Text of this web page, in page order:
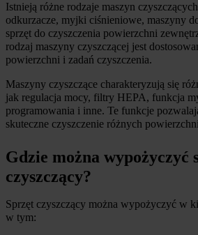
Istnieją różne rodzaje maszyn
odkurzacze, myjki ciśnieniowe, maszyny
sprzęt do czyszczenia powierzchni
rodzaj maszyny czyszczącej jest
powierzchni i zadań czyszczenia.
Maszyny czyszczące charakteryzują się
jak regulacja mocy, filtry HEPA, funkcja
programowania i inne. Te funkcje
skuteczne czyszczenie różnych
Gdzie można wypożyczyć
czyszczący?
Sprzęt czyszczący można wypożyczyć w
w tym: